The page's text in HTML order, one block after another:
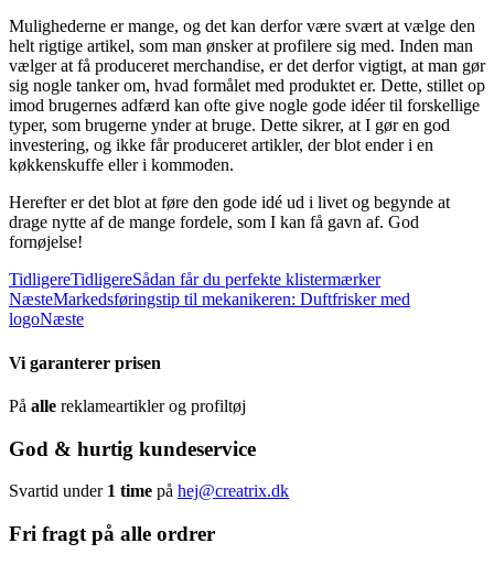
Mulighederne er mange, og det kan derfor være svært at vælge den
helt rigtige artikel, som man ønsker at profilere sig med. Inden man
vælger at få produceret merchandise, er det derfor vigtigt, at man gør
sig nogle tanker om, hvad formålet med produktet er. Dette, stillet op
imod brugernes adfærd kan ofte give nogle gode idéer til forskellige
typer, som brugerne ynder at bruge. Dette sikrer, at I gør en god
investering, og ikke får produceret artikler, der blot ender i en
køkkenskuffe eller i kommoden.
Herefter er det blot at føre den gode idé ud i livet og begynde at
drage nytte af de mange fordele, som I kan få gavn af. God
fornøjelse!
TidligereTidligereSådan får du perfekte klistermærker
NæsteMarkedsføringstip til mekanikeren: Duftfrisker med
logoNæste
Vi garanterer prisen
På alle reklameartikler og profiltøj
God & hurtig kundeservice
Svartid under 1 time på hej@creatrix.dk
Fri fragt på alle ordrer